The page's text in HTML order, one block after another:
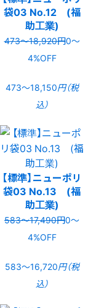
袋03 No.12 (福
助工業)
473〜18,920円0〜
4%OFF
473〜18,150円（税
込）
【標準】ニューポリ
袋03 No.13 (福
助工業)
583〜17,490円0〜
4%OFF
583〜16,720円（税
込）